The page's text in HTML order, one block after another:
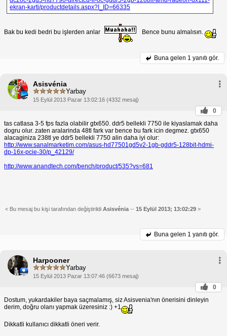
ekran-karti/productdetails.aspx?I_ID=66335
Bak bu kedi bedri bu işlerden anlar Bence bunu almalısın.
Buna gelen 1 yanıtı gör.
Asisvénia
Yarbay
15 Eylül 2013 Pazar 13:02:16 (4332 mesaj)
0
tas catlasa 3-5 fps fazla olabilir gtx650. ddr5 bellekli 7750 ile kiyaslamak daha
dogru olur. zaten aralarinda 48tl fark var bence bu fark icin degmez. gtx650
alacaginiza 238tl ye ddr5 bellekli 7750 alin daha iyi olur:
http://www.sanalmarketim.com/asus-hd77501gd5v2-1gb-gddr5-128bit-hdmi-
dp-16x-pcie-30/p_42129/
http://www.anandtech.com/bench/product/535?vs=681
< Bu mesaj bu kişi tarafından değiştirildi Asisvénia -- 15 Eylül 2013; 13:02:29 >
Buna gelen 1 yanıtı gör.
Harpooner
Yarbay
15 Eylül 2013 Pazar 13:07:46 (6673 mesaj)
0
Dostum, yukardakiler baya saçmalamış, siz Asisvenia'nın önerisini dinleyin
derim, doğru olanı yapmak üzeresiniz :) +1
Dikkatli kullanıcı dikkatli öneri verir.